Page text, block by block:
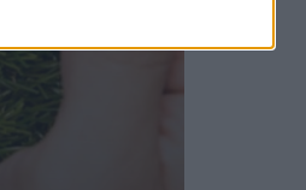
05.08.2026